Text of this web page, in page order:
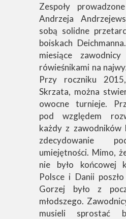
Zespoły
Andrzeja
sobą solidne
boiskach
miesiące
rówieśnikami na
Przy roczniku
Skrzata, można
owocne turnieje.
pod względem
każdy z zawodników
zdecydowanie
umiejętności. Mimo,
nie było końcowej
Polsce i Danii
Gorzej było z
młodszego.
musieli sprostać